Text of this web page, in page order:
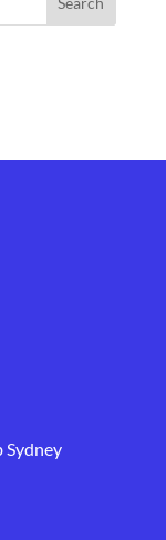
Sydney